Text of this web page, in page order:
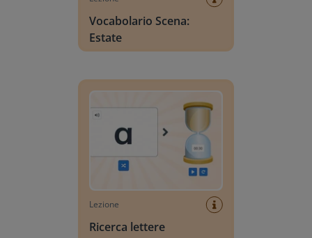
Vocabolario Scena:
Estate
Lezione
Ricerca lettere